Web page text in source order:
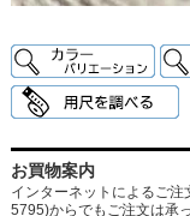
お買物案内
インターネットによるご
5795)からでもご注文は承